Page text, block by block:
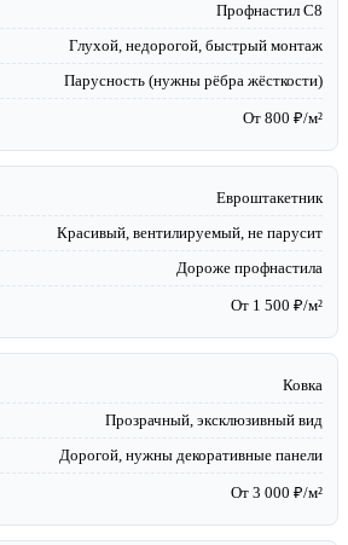
Профнастил С8
Глухой, недорогой, быстрый монтаж
Парусность (нужны рёбра жёсткости)
От 800 ₽/м²
Евроштакетник
Красивый, вентилируемый, не парусит
Дороже профнастила
От 1 500 ₽/м²
Ковка
Прозрачный, эксклюзивный вид
Дорогой, нужны декоративные панели
От 3 000 ₽/м²